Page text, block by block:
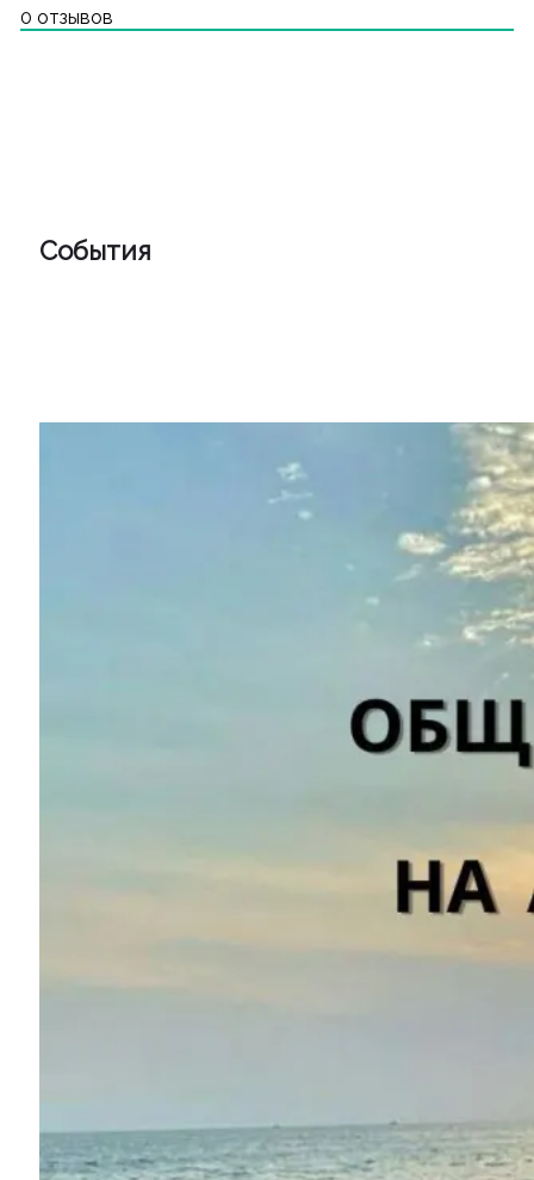
0 отзывов
События